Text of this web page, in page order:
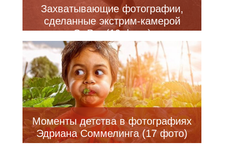
Захватывающие фотографии,
сделанные экстрим-камерой
GoPro (19 фото)
Моменты детства в фотографиях
Эдриана Соммелинга (17 фото)